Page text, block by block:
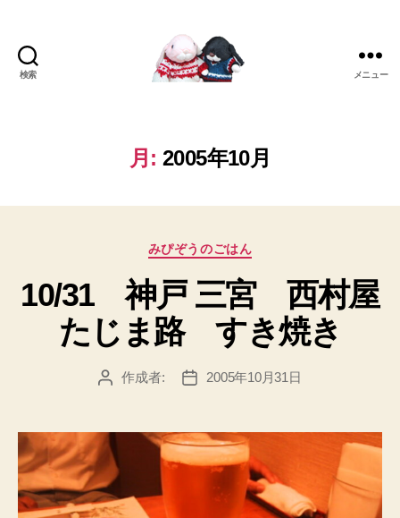
検索
ぴ
ぞ
Blog
メニュー
月: 2005年10月
カ
ゴ
リ
みぴぞうのごはん
10/31 神戸 三宮 西村屋
たじま路 すき焼き
投
作成者:
投
2005年10月31日